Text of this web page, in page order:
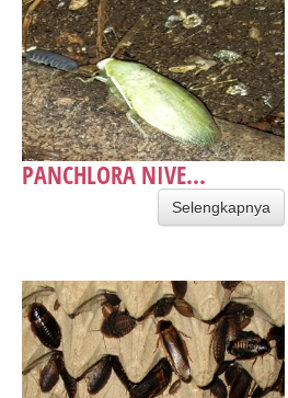
PANCHLORA NIVE...
Selengkapnya